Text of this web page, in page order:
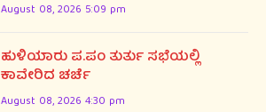
August 08, 2026 5:09 pm
ಹುಳಿಯಾರು ಪ.ಪಂ ತುರ್ತು ಸಭೆಯಲ್ಲಿ
ಕಾವೇರಿದ ಚರ್ಚೆ
August 08, 2026 4:30 pm